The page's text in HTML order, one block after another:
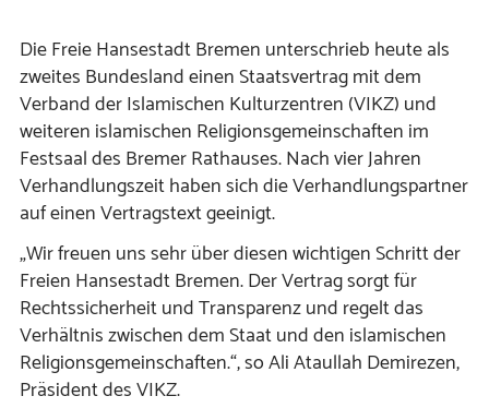
Die Freie Hansestadt Bremen unterschrieb heute als
zweites Bundesland einen Staatsvertrag mit dem
Verband der Islamischen Kulturzentren (VIKZ) und
weiteren islamischen Religionsgemeinschaften im
Festsaal des Bremer Rathauses. Nach vier Jahren
Verhandlungszeit haben sich die Verhandlungspartner
auf einen Vertragstext geeinigt.
„Wir freuen uns sehr über diesen wichtigen Schritt der
Freien Hansestadt Bremen. Der Vertrag sorgt für
Rechtssicherheit und Transparenz und regelt das
Verhältnis zwischen dem Staat und den islamischen
Religionsgemeinschaften.“, so Ali Ataullah Demirezen,
Präsident des VIKZ.